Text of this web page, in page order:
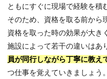
ともにすぐに現場で経験を積
そのため、資格を取る前から
資格を取った時の効果が大き
施設によって若干の違いはあ
員が同行しながら丁寧に教え
つ仕事を覚えていきましょう。